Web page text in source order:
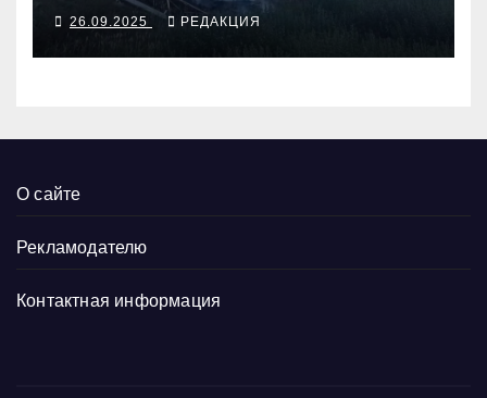
26.09.2025 РЕДАКЦИЯ
О сайте
Рекламодателю
Контактная информация